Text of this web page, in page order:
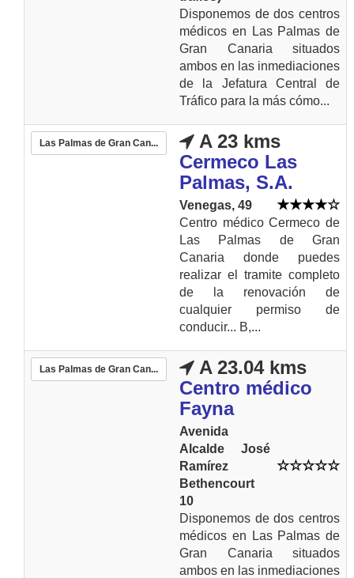
Disponemos de dos centros
médicos en Las Palmas de
Gran Canaria situados
ambos en las inmediaciones
de la Jefatura Central de
Tráfico para la más cómo...
Las Palmas de Gran Can...
A 23 kms
Cermeco Las
Palmas, S.A.
Venegas, 49
Centro médico Cermeco de
Las Palmas de Gran
Canaria donde puedes
realizar el tramite completo
de la renovación de
cualquier permiso de
conducir... B,...
Las Palmas de Gran Can...
A 23.04 kms
Centro médico
Fayna
Avenida
Alcalde José
Ramírez
Bethencourt
10
Disponemos de dos centros
médicos en Las Palmas de
Gran Canaria situados
ambos en las inmediaciones